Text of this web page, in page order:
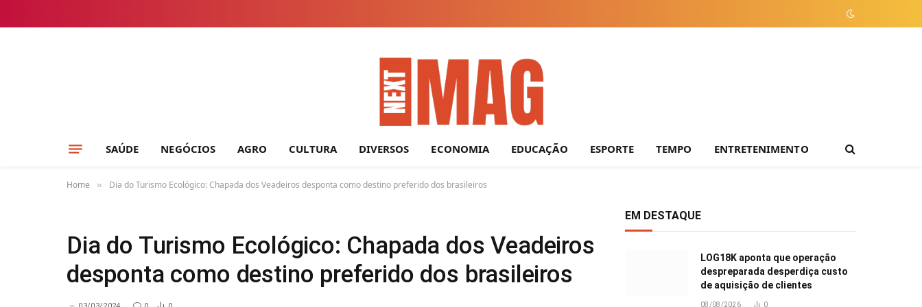
SAÚDE NEGÓCIOS AGRO CULTURA DIVERSOS ECONOMIA EDUCAÇÃO ESPORTE TEMPO ENTRETENIMENTO
Home » Dia do Turismo Ecológico: Chapada dos Veadeiros desponta como destino preferido dos brasileiros
Dia do Turismo Ecológico: Chapada dos Veadeiros
desponta como destino preferido dos brasileiros
EM DESTAQUE
LOG18K aponta que operação
despreparada desperdiça custo
de aquisição de clientes
08/08/2026 0